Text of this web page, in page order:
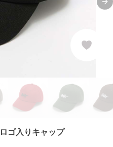
ゴ入りキャップ